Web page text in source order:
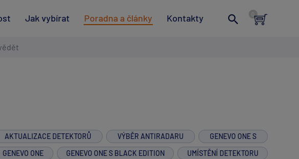
Jak vybírat Poradna a články Kontakty
AKTUALIZACE DETEKTORŮ VÝBĚR ANTIRADARU
GENEVO ONE S
GENEVO ONE GENEVO ONE S BLACK EDITION
UMÍSTĚNÍ DETEKTORU